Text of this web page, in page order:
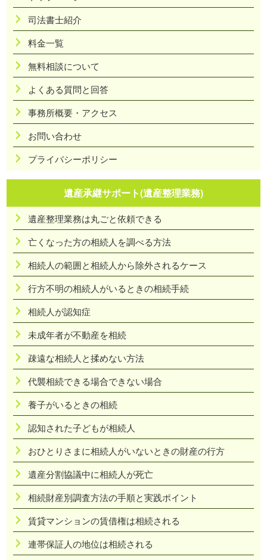
司法書士紹介
料金一覧
無料相談について
よくある質問と回答
事務所概要・アクセス
お問い合わせ
プライバシーポリシー
遺産承継サポート(遺産整理業務)
遺産整理業務は丸ごと依頼できる
亡くなった方の相続人を調べる方法
相続人の範囲と相続人から除外されるケース
行方不明の相続人がいるときの相続手続
相続人が認知症
未成年者が不動産を相続
疎遠な相続人と揉めない方法
代襲相続できる場合できない場合
養子がいるときの相続
認知された子どもが相続人
おひとりさまに相続人がいないときの財産の行方
遺産分割協議中に相続人が死亡
相続財産別調査方法の手順と実践ポイント
賃貸マンションの賃借権は相続される
連帯保証人の地位は相続される